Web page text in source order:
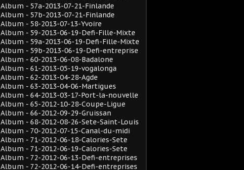
Album - 57a-2013-07-21-Finlande
Album - 57b-2013-07-21-Finlande
Album - 58-2013-07-13-Yvoire
Album - 59-2013-06-19-Defi-Fille-Mixte
Album - 59a-2013-06-19-Defi-Fille-Mixte
Album - 59b-2013-06-19-Defi-entreprise
Album - 60-2013-06-08-Badalone
Album - 61-2013-05-19-vogalonga
Album - 62-2013-04-28-Agde
Album - 63-2013-04-06-Martigues
Album - 64-2013-03-17-Port-la-nouvelle
Album - 65-2012-10-28-Coupe-Ligue
Album - 66-2012-09-29-Gruissan
Album - 68-2012-08-26-Sete-Saint-Louis
Album - 70-2012-07-15-Canal-du-midi
Album - 71-2012-06-18-Calories-Sete
Album - 71-2012-06-19-Calories-Sete
Album - 72-2012-06-13-Defi-entreprises
Album - 72-2012-06-14-Defi-entreprises